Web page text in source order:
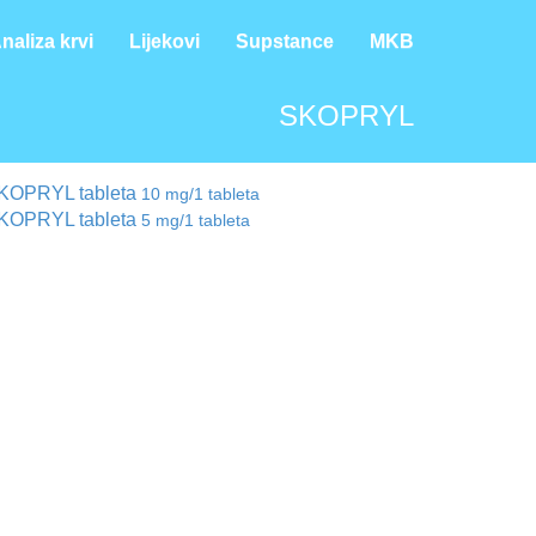
krvi Lijekovi Supstance MKB
SKOPRYL
tableta 10 mg/1 tableta
tableta 5 mg/1 tableta